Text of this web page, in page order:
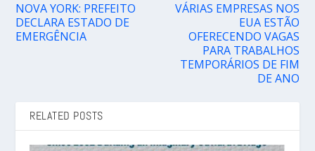
NOVA YORK: PREFEITO
DECLARA ESTADO DE
EMERGÊNCIA
VÁRIAS EMPRESAS NOS
EUA ESTÃO
OFERECENDO VAGAS
PARA TRABALHOS
TEMPORÁRIOS DE FIM
DE ANO
RELATED POSTS